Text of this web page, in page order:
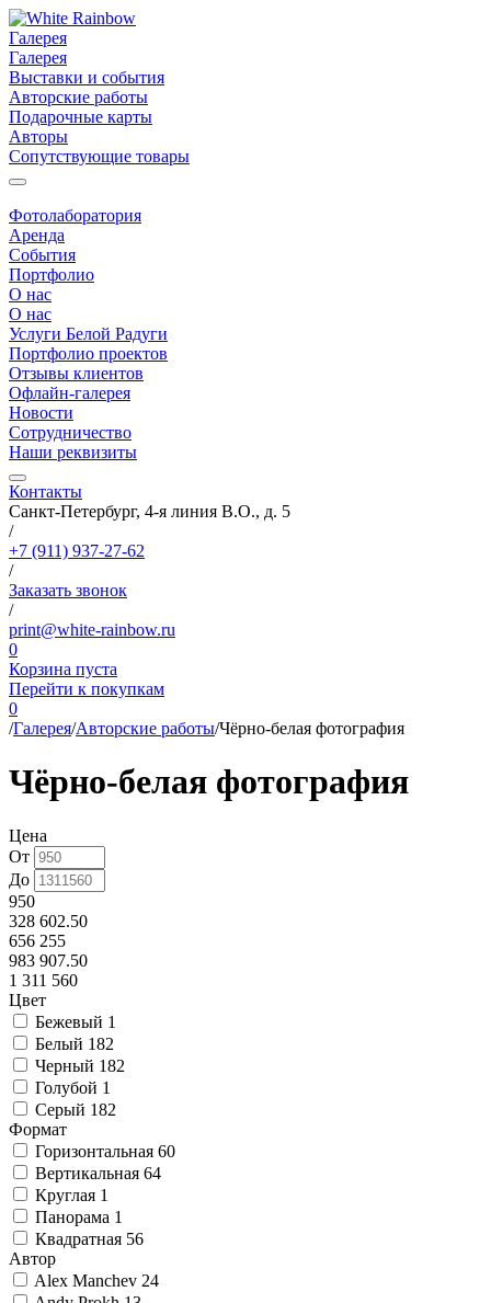
Галерея
Галерея
Выставки и события
Авторские работы
Подарочные карты
Авторы
Сопутствующие товары
Фотолаборатория
Аренда
События
Портфолио
О нас
О нас
Услуги Белой Радуги
Портфолио проектов
Отзывы клиентов
Офлайн-галерея
Новости
Сотрудничество
Наши реквизиты
Контакты
Санкт-Петербург, 4-я линия В.О., д. 5
/
+7 (911) 937-27-62
/
Заказать звонок
/
print@white-rainbow.ru
0
Корзина пуста
Перейти к покупкам
0
/Галерея/Авторские работы/Чёрно-белая фотография
Чёрно-белая фотография
Цена
От
До
950
328 602.50
656 255
983 907.50
1 311 560
Цвет
Бежевый 1
Белый 182
Черный 182
Голубой 1
Серый 182
Формат
Горизонтальная 60
Вертикальная 64
Круглая 1
Панорама 1
Квадратная 56
Автор
Alex Manchev 24